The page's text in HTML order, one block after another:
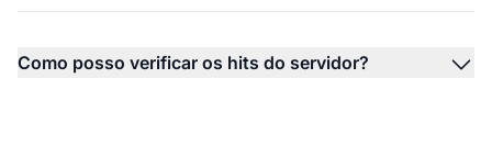
Como posso verificar os hits do servidor?